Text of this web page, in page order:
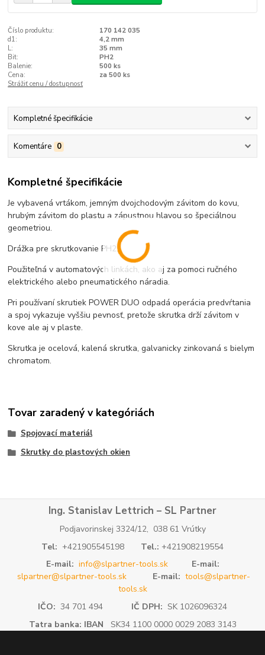
Číslo produktu:
170 142 035
d1:
4,2 mm
L:
35 mm
Bit:
PH2
Balenie:
500 ks
Cena:
za 500 ks
Strážiť cenu / dostupnosť
Kompletné špecifikácie
Komentáre 0
Kompletné špecifikácie
Je vybavená vrtákom, jemným dvojchodovým závitom do kovu,
hrubým závitom do plastu a zápustnou hlavou so špeciálnou
geometriou.
Drážka pre skrutkovanie PH2.
Použiteľná v automatových linkách, ako aj za pomoci ručného
elektrického alebo pneumatického náradia.
Pri používaní skrutiek POWER DUO odpadá operácia predvŕtania
a spoj vykazuje vyššiu pevnosť, pretože skrutka drží závitom v
kove ale aj v plaste.
Skrutka je ocelová, kalená skrutka, galvanicky zinkovaná s bielym
chromatom.
Tovar zaradený v kategóriách
Spojovací materiál
Skrutky do plastových okien
Ing. Stanislav Lettrich – SL Partner
Podjavorinskej 3324/12, 038 61 Vrútky
Tel: +421905545198 Tel.: +421908219554
E-mail: info@slpartner-tools.sk
E-mail:
slpartner@slpartner-tools.sk
E-mail: tools@slpartner-
tools.sk
IČO: 34 701 494 IČ DPH: SK 1026096324
Tatra banka: IBAN SK34 1100 0000 0029 2083 3143